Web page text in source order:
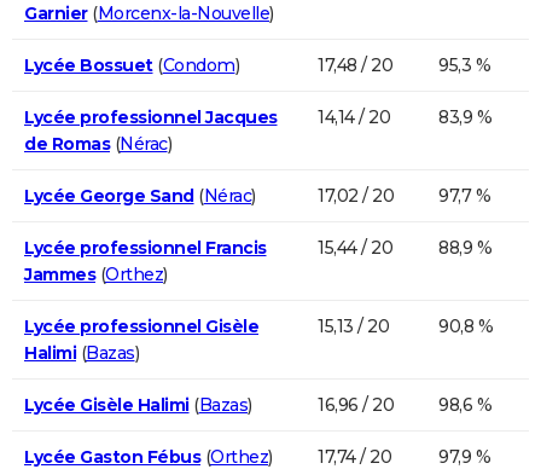
Garnier(Morcenx-la-Nouvelle)
Lycée Bossuet(Condom) 17,48 / 20 95,3 %
Lycée professionnel Jacques
de Romas(Nérac)
14,14 / 20 83,9 %
Lycée George Sand(Nérac) 17,02 / 20 97,7 %
Lycée professionnel Francis
Jammes(Orthez)
15,44 / 20 88,9 %
Lycée professionnel Gisèle
Halimi(Bazas)
15,13 / 20 90,8 %
Lycée Gisèle Halimi(Bazas) 16,96 / 20 98,6 %
Lycée Gaston Fébus(Orthez) 17,74 / 20 97,9 %